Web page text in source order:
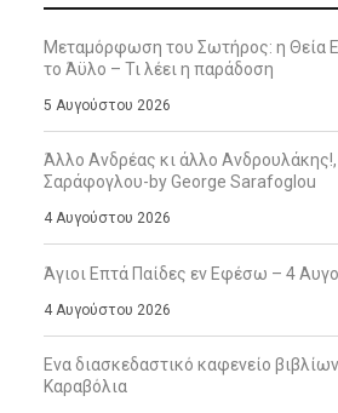
Μεταμόρφωση του Σωτήρος: η Θεία
το Άϋλο – Τι λέει η παράδοση
5 Αυγούστου 2026
Άλλο Ανδρέας κι άλλο Ανδρουλάκης!,
Σαράφογλου-by George Sarafoglou
4 Αυγούστου 2026
Άγιοι Επτά Παίδες εν Εφέσω – 4
4 Αυγούστου 2026
Ενα διασκεδαστικό καφενείο
Καραβόλια